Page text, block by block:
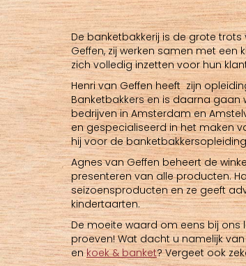
De banketbakkerij is de grote
Geffen, zij werken samen met
zich volledig inzetten voor hun
Henri van Geffen heeft zijn
Banketbakkers en is daarna gaan
bedrijven in Amsterdam en
en gespecialiseerd in het maken
hij voor de
Agnes van Geffen beheert de
presenteren van alle producten.
seizoensproducten en ze geeft
kindertaarten.
De moeite waard om eens bij ons
proeven! Wat dacht u namelijk
enkoek & banket? Vergeet ook